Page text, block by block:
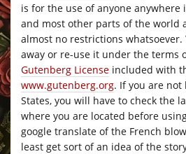
is for the use of anyone anywhere
and most other parts of the world
almost no restrictions whatsoever.
away or re-use it under the terms
Gutenberg License included with
www.gutenberg.org. If you are
States, you will have to check the
where you are located before
google translate of the French
least get sort of an idea of the